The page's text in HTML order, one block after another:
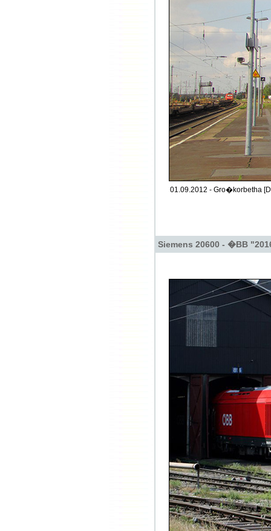
01.09.2012 - Gro�korbetha
Siemens 20600 - �BB